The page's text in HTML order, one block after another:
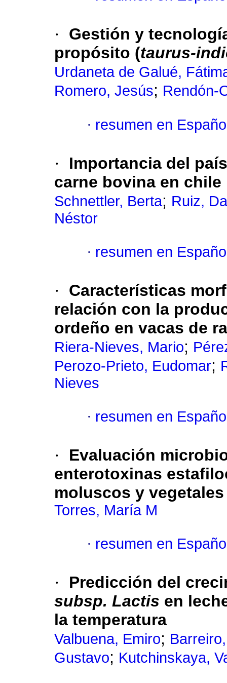
·
Gestión y
propósito (taurus-
Urdaneta de Galué,
Romero, Jesús; Rendón-
· resumen en
·
Importancia del
carne bovina en chile
Schnettler, Berta; Ruiz,
Néstor
· resumen en
·
Características
relación con la
ordeño en vacas de
Riera-Nieves, Mario;
Perozo-Prieto, Eudomar;
Nieves
· resumen en
·
Evaluación
enterotoxinas
moluscos y vegetales
Torres, María M
· resumen en
·
Predicción del
subsp. Lactis en
la temperatura
Valbuena, Emiro;
Gustavo; Kutchinskaya,